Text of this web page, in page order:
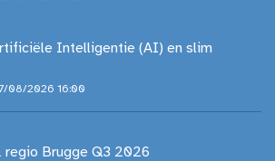
Intelligentie (AI) en slim
08/2026 16:00
regio Brugge Q3 2026